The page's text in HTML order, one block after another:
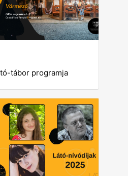
tábor programja